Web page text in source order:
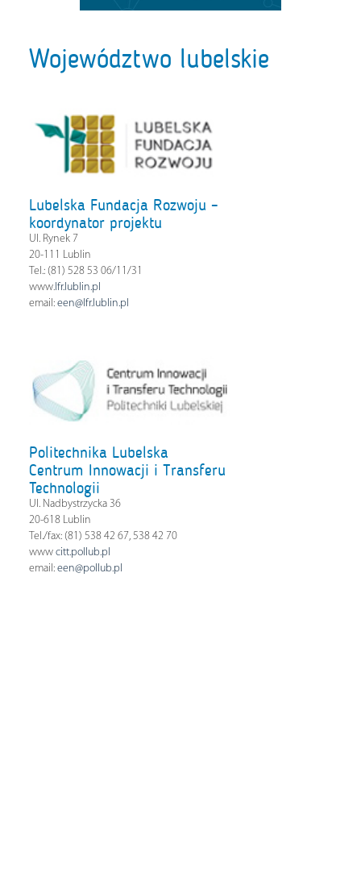
Województwo lubelskie
Lubelska Fundacja Rozwoju –
koordynator projektu
Ul. Rynek 7
20-111 Lublin
Tel.: (81) 528 53 06/11/31
www.lfr.lublin.pl
email: een@lfr.lublin.pl
Politechnika Lubelska
Centrum Innowacji i Transferu
Technologii
Ul. Nadbystrzycka 36
20-618 Lublin
Tel./fax: (81) 538 42 67, 538 42 70
www citt.pollub.pl
email: een@pollub.pl